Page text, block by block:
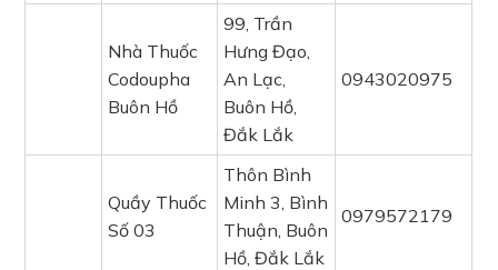
Nhà Thuốc
Codoupha
Buôn Hồ
99, Trần
Hưng Đạo,
An Lạc,
Buôn Hồ,
Đắk Lắk
0943020975
Quầy Thuốc
Số 03
Thôn Bình
Minh 3, Bình
Thuận, Buôn
Hồ, Đắk Lắk
0979572179